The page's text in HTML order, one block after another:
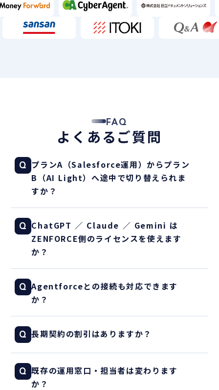
FAQ
よくあるご質問
Q
プランA（Salesforce運用）からプラン
B（AI Light）へ途中で切り替えられま
すか？
ごとに最適なテーマに「月5時間」を振
り分けてください。
Q
ChatGPT ／ Claude ／ Gemini は
ZENFORCE側のライセンスを使えます
か？
用する形が基本です。ライセンスの選
定・調達もご相談可能です。
Q
Agentforceとの接続も対応できます
か？
AI Standardでの本格接続をおすすめ
しています。
Q 長期契約の割引はありますか？
います。条件は個別にご案内します。
Q
既存の運用窓口・担当者は変わります
か？